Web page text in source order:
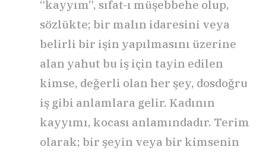
“kayyım”, sıfat-ı müşebbehe olup,
sözlükte; bir malın idaresini veya
belirli bir işin yapılmasını üzerine
alan yahut bu iş için tayin edilen
kimse, değerli olan her şey, dosdoğru
iş gibi anlamlara gelir. Kadının
kayyımı, kocası anlamındadır. Terim
olarak; bir şeyin veya bir kimsenin